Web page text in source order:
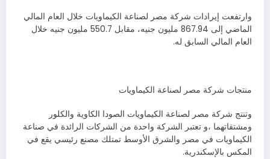
وارتفعت إيرادات شركة مصر لصناعة الكيماويات خلال العام المالي
الماضي إلى 867.94 مليون جنيه، مقابل 550.7 مليون جنيه خلال
العام المالي السابق له.
منتجات شركة مصر لصناعة الكيماويات
وتنتج شركة مصر لصناعة الكيماويات الصودا الكاوية والكلور
ومشتقاتهما ،و تعتبر الشركة واحدة من الشركات الرائدة في صناعة
الكيماويات في مصر والشرق الأوسط تمتلك مصنع رئيسي يقع في
المكس بالإسكندرية.